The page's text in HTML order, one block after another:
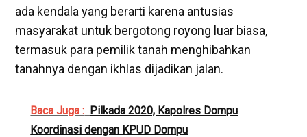
ada kendala yang berarti karena antusias
masyarakat untuk bergotong royong luar biasa,
termasuk para pemilik tanah menghibahkan
tanahnya dengan ikhlas dijadikan jalan.
Baca Juga : Pilkada 2020, Kapolres Dompu
Koordinasi dengan KPUD Dompu